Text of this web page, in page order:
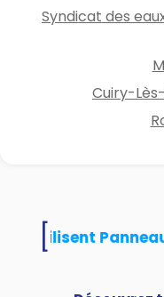
Syndicat des
Cuiry-
utilisent